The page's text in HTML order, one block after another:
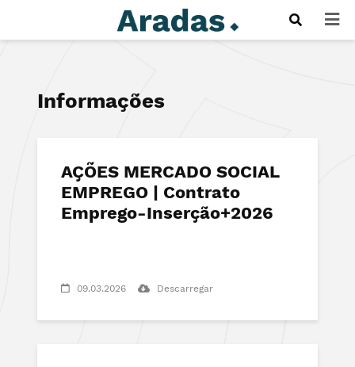
Informações
AÇÕES MERCADO SOCIAL
EMPREGO | Contrato
Emprego-Inserção+2026
09.03.2026 Descarregar